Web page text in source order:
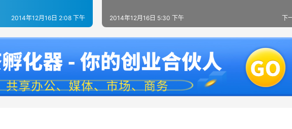
2014年12月16日 2:08 下午 下
2014年12月16日 5:30 下午